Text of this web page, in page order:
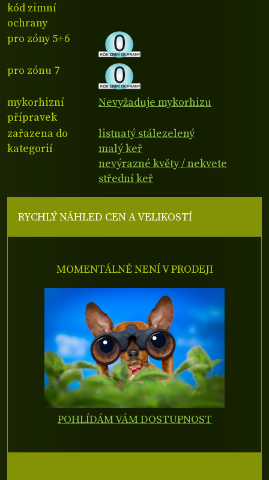
kód zimní
ochrany
pro zóny 5+6
pro zónu 7
mykorhizní
přípravek
Nevyžaduje mykorhizu
zařazena do
kategorií
listnatý stálezelený
malý keř
nevýrazné květy / nekvete
střední keř
RYCHLÝ NÁHLED CEN A VELIKOSTÍ
MOMENTÁLNĚ NENÍ V PRODEJI
POHLÍDÁM VÁM DOSTUPNOST